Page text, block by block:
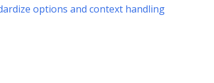
options and context handling